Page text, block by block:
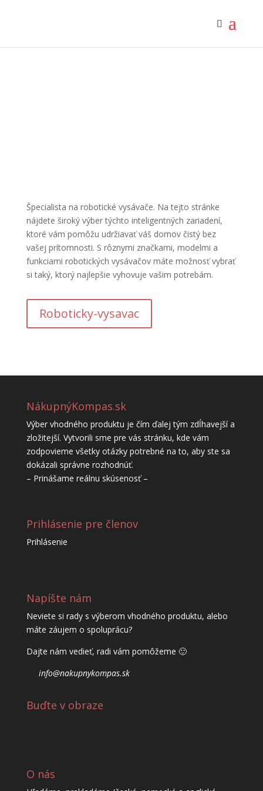
Špecialista na robotické vysávače. Na tejto stránke
nájdete široký výber týchto inteligentných zariadení,
ktoré vám pomôžu udržiavať váš domov čistý bez
vašej prítomnosti. S rôznymi značkami, modelmi a
funkciami robotických vysávačov máte možnosť vybrať
si taký, ktorý najlepšie vyhovuje vašim potrebám.
Roboticky-vysavac
NákupnýKompas.sk
Výber vhodného produktu je čím ďalej tým zdĺhavejší a
zložitejší. Vytvorili sme pre vás stránku, kde vám
zodpovieme všetky otázky potrebné na to, aby ste sa
dokázali správne rozhodnúť.
– Prinášame reálnu skúsenosť –
Prihlásenie pre členov
Prihlásenie
Napíšte nám
Neviete si rady s výberom vhodného produktu, alebo
máte záujem o spoluprácu?
Dajte nám vedieť, radi vám pomôžeme 🙂
info@nakupnykompas.sk
Buďte v obraze
O nás